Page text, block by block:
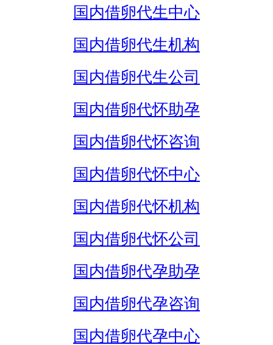
国内借卵代生中心
国内借卵代生机构
国内借卵代生公司
国内借卵代怀助孕
国内借卵代怀咨询
国内借卵代怀中心
国内借卵代怀机构
国内借卵代怀公司
国内借卵代孕助孕
国内借卵代孕咨询
国内借卵代孕中心